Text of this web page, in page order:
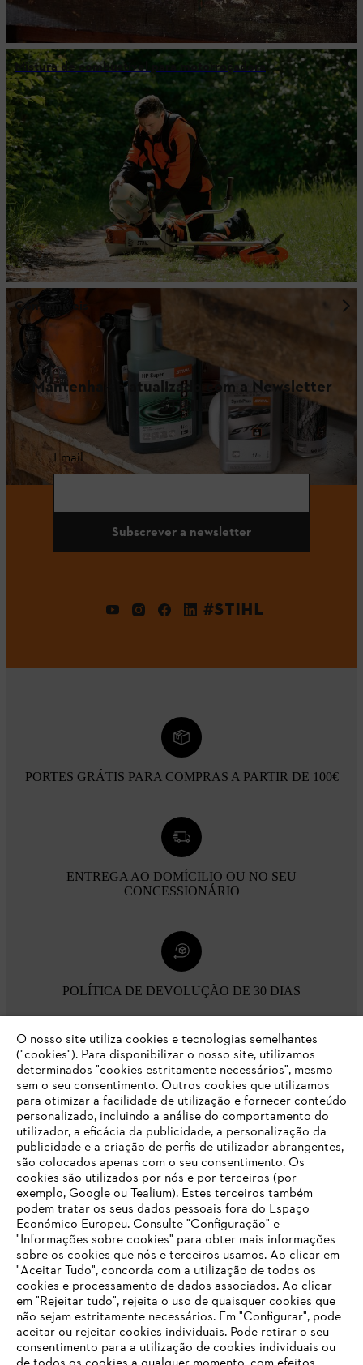
Mistura de combustível para motorroçadora
Consumíveis
Mantenha-se atualizado com a Newsletter
STIHL
Email
Subscrever a newsletter
#STIHL
PORTES GRÁTIS PARA COMPRAS A PARTIR DE 100€
ENTREGA AO DOMÍCILIO OU NO SEU
CONCESSIONÁRIO
POLÍTICA DE DEVOLUÇÃO DE 30 DIAS
Opções de pagamento
Empresa
FAQs Loja Online
Contacto
O SEU NAVEGADOR NÃO SUPORTA
ESTE WEBSITE
Está utilizar um navegador que ainda não suportamos. Para
obter o melhor uso de nosso site, recomendamos que altere
O nosso site utiliza cookies e tecnologias semelhantes
("cookies"). Para disponibilizar o nosso site, utilizamos
determinados "cookies estritamente necessários", mesmo
sem o seu consentimento. Outros cookies que utilizamos
para otimizar a facilidade de utilização e fornecer conteúdo
personalizado, incluindo a análise do comportamento do
utilizador, a eficácia da publicidade, a personalização da
publicidade e a criação de perfis de utilizador abrangentes,
são colocados apenas com o seu consentimento. Os
cookies são utilizados por nós e por terceiros (por
exemplo, Google ou Tealium). Estes terceiros também
podem tratar os seus dados pessoais fora do Espaço
Económico Europeu. Consulte "Configuração" e
"Informações sobre cookies" para obter mais informações
sobre os cookies que nós e terceiros usamos. Ao clicar em
"Aceitar Tudo", concorda com a utilização de todos os
cookies e processamento de dados associados. Ao clicar
em "Rejeitar tudo", rejeita o uso de quaisquer cookies que
não sejam estritamente necessários. Em "Configurar", pode
aceitar ou rejeitar cookies individuais. Pode retirar o seu
consentimento para a utilização de cookies individuais ou